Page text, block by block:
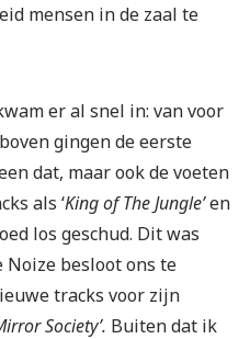
mensen in de zaal te
er al snel in: van voor
gingen de eerste
dat, maar ook de voeten
als ‘King of The Jungle’en
los geschud. Dit was
besloot ons te
tracks voor zijn
Society’. Buiten dat ik